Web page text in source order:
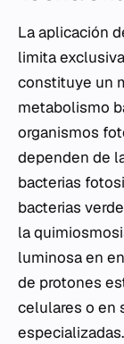
La aplicación
limita
constituye un
metabolismo
organismos
dependen de
bacterias
bacterias
la
luminosa en
de protones
celulares o en
especializadas.